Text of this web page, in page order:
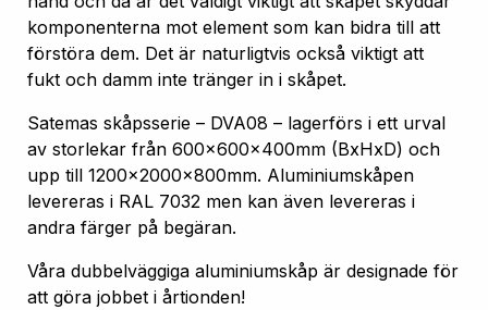
komponenterna mot element som kan bidra till att
förstöra dem. Det är naturligtvis också viktigt att
fukt och damm inte tränger in i skåpet.
Satemas skåpsserie – DVA08 – lagerförs i ett urval
av storlekar från 600x600x400mm (BxHxD) och
upp till 1200x2000x800mm. Aluminiumskåpen
levereras i RAL 7032 men kan även levereras i
andra färger på begäran.
Våra dubbelväggiga aluminiumskåp är designade för
att göra jobbet i årtionden!